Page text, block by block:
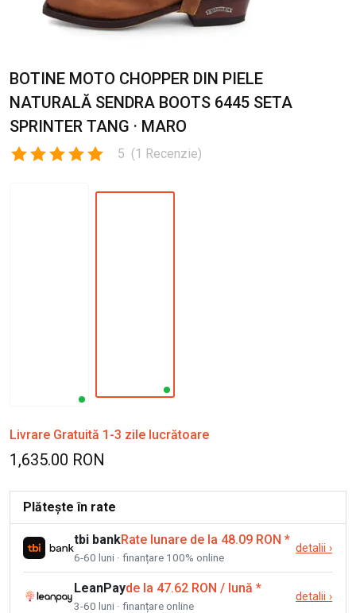
BOTINE MOTO CHOPPER DIN PIELE
NATURALĂ SENDRA BOOTS 6445 SETA
SPRINTER TANG · MARO
5 (1 Recenzie)
Livrare Gratuită 1-3 zile lucrătoare
1,635.00 RON
Plătește în rate
tbi bankRate lunare de la 48.09 RON *
6-60 luni · finanțare 100% online
detalii ›
LeanPayde la 47.62 RON / lună *
3-60 luni · finanțare online
detalii ›